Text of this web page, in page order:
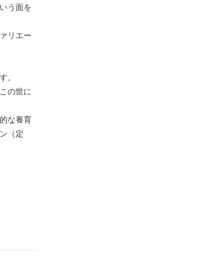
う面を
リエー
。
の世に
な養育
（定